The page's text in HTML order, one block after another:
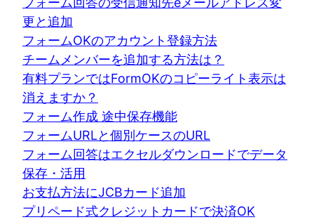
更と追加
フォームOKのアカウント登録方法
チームメンバーを追加する方法は？
有料プランではFormOKのコピーライト表示は
消えますか？
フォーム作成 途中保存機能
フォームURLと個別ケースのURL
フォーム回答はエクセルダウンロードでデータ
保存・活用
お支払方法にJCBカード追加
プリペード式クレジットカードで決済OK